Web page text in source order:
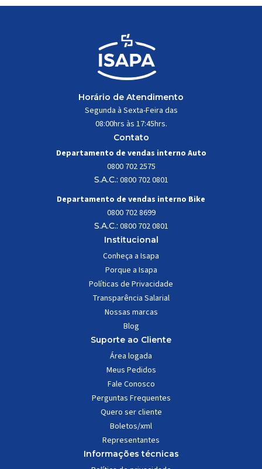
Horário de Atendimento
Segunda à Sexta-Feira das
08:00hrs às 17:45hrs.
Contato
Departamento de vendas interno Auto
0800 702 2575
S.A.C.: 0800 702 0801
Departamento de vendas interno Bike
0800 702 8699
S.A.C.: 0800 702 0801
Institucional
Conheça a Isapa
Porque a Isapa
Políticas de Privacidade
Transparência Salarial
Nossas marcas
Blog
Suporte ao Cliente
Área logada
Meus Pedidos
Fale Conosco
Perguntas Frequentes
Quero ser cliente
Boletos/xml
Representantes
Informações técnicas